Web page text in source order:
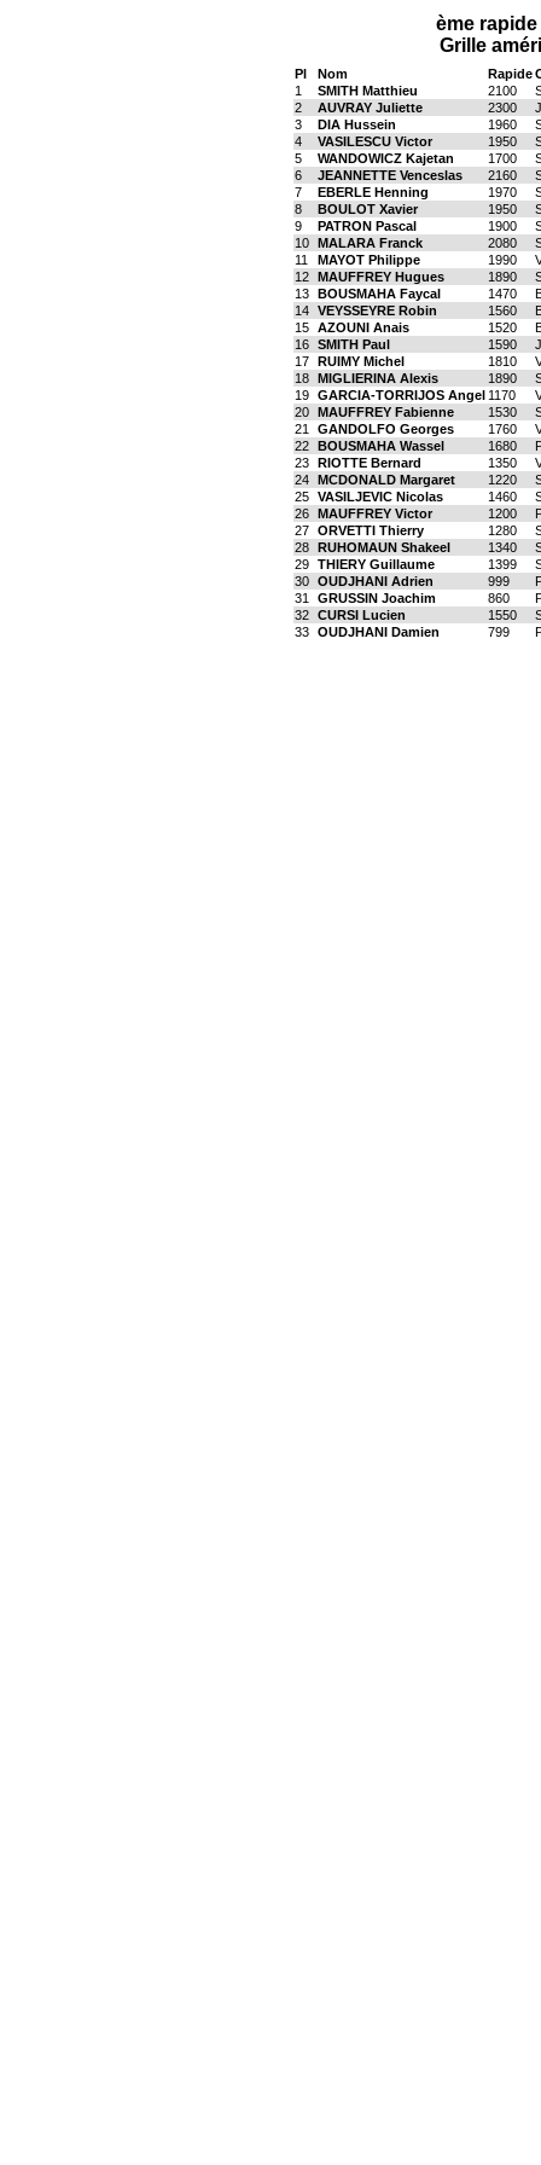
ème
Grille
Pl Nom Rapide
1
SMITH Matthieu 2100
2
AUVRAY Juliette 2300
3
DIA Hussein 1960
4
VASILESCU Victor 1950
5
WANDOWICZ Kajetan 1700
6
JEANNETTE Venceslas 2160
7
EBERLE Henning 1970
8
BOULOT Xavier 1950
9
PATRON Pascal 1900
10
MALARA Franck 2080
11
MAYOT Philippe 1990
12
MAUFFREY Hugues 1890
13
BOUSMAHA Faycal 1470
14
VEYSSEYRE Robin 1560
15
AZOUNI Anais 1520
16
SMITH Paul 1590
17
RUIMY Michel 1810
18
MIGLIERINA Alexis 1890
19
GARCIA-TORRIJOS Angel 1170
20
MAUFFREY Fabienne 1530
21
GANDOLFO Georges 1760
22
BOUSMAHA Wassel 1680
23
RIOTTE Bernard 1350
24
MCDONALD Margaret 1220
25
VASILJEVIC Nicolas 1460
26
MAUFFREY Victor 1200
27
ORVETTI Thierry 1280
28
RUHOMAUN Shakeel 1340
29
THIERY Guillaume 1399
30
OUDJHANI Adrien 999
31
GRUSSIN Joachim 860
32
CURSI Lucien 1550
33
OUDJHANI Damien 799